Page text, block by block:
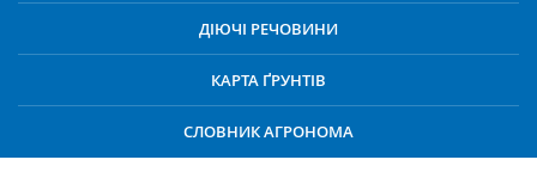
ДІЮЧІ РЕЧОВИНИ
КАРТА ҐРУНТІВ
СЛОВНИК АГРОНОМА